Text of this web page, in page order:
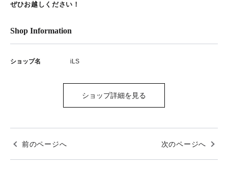
ぜひお越しください！
Shop Information
ショップ名 iLS
ショップ詳細を見る
前のページへ 次のページへ